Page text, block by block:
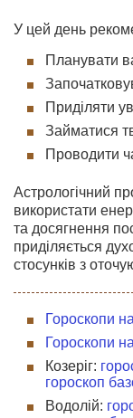
У цей день
Планувати
Приділяти
Займатися
Проводити
Астрологічний
використати
та досягнення
приділяється
стосунків з
Гороскопи
Гороскопи
Козеріг:
гороскоп
Водолій: